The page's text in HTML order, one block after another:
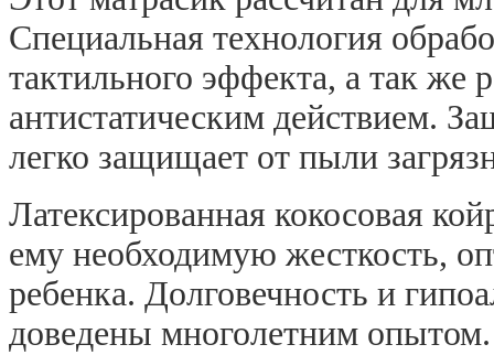
Специальная технология
тактильного эффекта, а так же
антистатическим действием.
легко защищает от пыли
Латексированная кокосовая
ему необходимую жесткость,
ребенка. Долговечность и
доведены многолетним опытом.